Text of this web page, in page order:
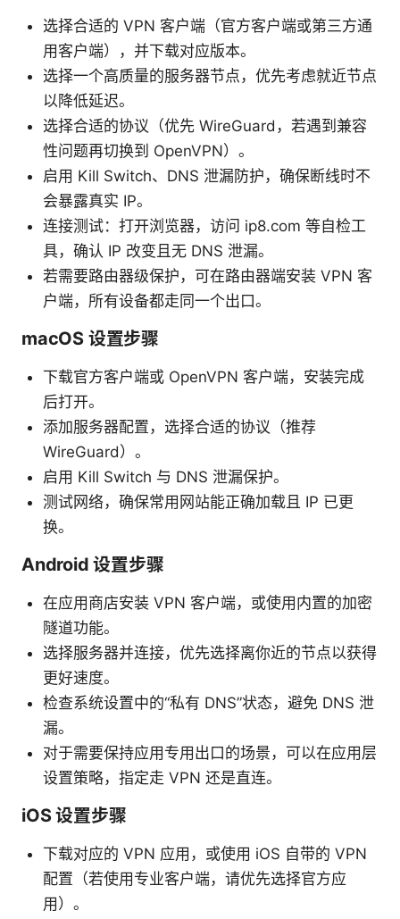
选择合适的 VPN 客户端（官方客户端或第三方通
用客户端），并下载对应版本。
选择一个高质量的服务器节点，优先考虑就近节点
以降低延迟。
选择合适的协议（优先 WireGuard，若遇到兼容
性问题再切换到 OpenVPN）。
启用 Kill Switch、DNS 泄漏防护，确保断线时不
会暴露真实 IP。
连接测试：打开浏览器，访问 ip8.com 等自检工
具，确认 IP 改变且无 DNS 泄漏。
若需要路由器级保护，可在路由器端安装 VPN 客
户端，所有设备都走同一个出口。
macOS 设置步骤
下载官方客户端或 OpenVPN 客户端，安装完成
后打开。
添加服务器配置，选择合适的协议（推荐
WireGuard）。
启用 Kill Switch 与 DNS 泄漏保护。
测试网络，确保常用网站能正确加载且 IP 已更
换。
Android 设置步骤
在应用商店安装 VPN 客户端，或使用内置的加密
隧道功能。
选择服务器并连接，优先选择离你近的节点以获得
更好速度。
检查系统设置中的“私有 DNS”状态，避免 DNS 泄
漏。
对于需要保持应用专用出口的场景，可以在应用层
设置策略，指定走 VPN 还是直连。
iOS 设置步骤
下载对应的 VPN 应用，或使用 iOS 自带的 VPN
配置（若使用专业客户端，请优先选择官方应
用）。